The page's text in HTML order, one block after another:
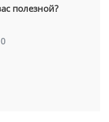
полезной?
0